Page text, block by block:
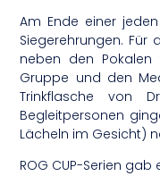
Am Ende einer
Siegerehrungen. Für
neben den
Gruppe und den
Trinkflasche von
Begleitpersonen
Lächeln im Gesicht)
ROG CUP-Serien gab